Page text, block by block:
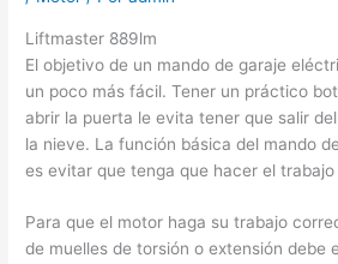
Liftmaster 889lm
El objetivo de un mando de garaje
un poco más fácil. Tener un práctico
abrir la puerta le evita tener que salir
la nieve. La función básica del mando
es evitar que tenga que hacer el
Para que el motor haga su trabajo
de muelles de torsión o extensión debe